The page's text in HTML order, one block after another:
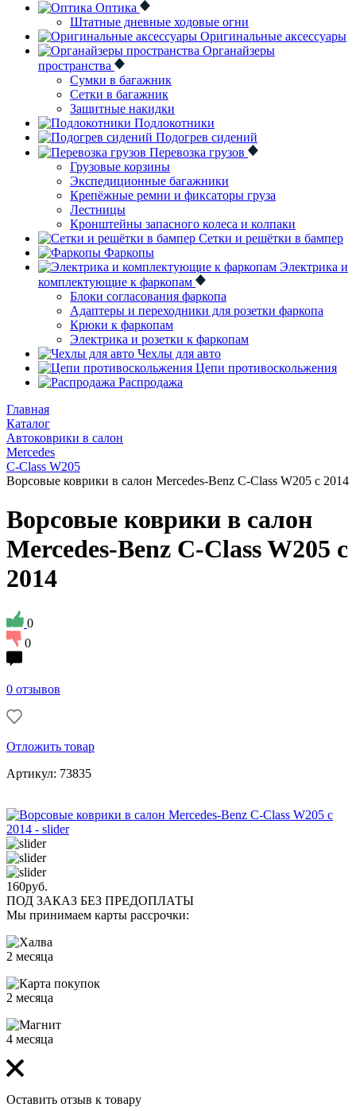
Оптика
Штатные дневные ходовые огни
Оригинальные аксессуары
Органайзеры
пространства
Сумки в багажник
Сетки в багажник
Защитные накидки
Подлокотники
Подогрев сидений
Перевозка грузов
Грузовые корзины
Экспедиционные багажники
Крепёжные ремни и фиксаторы груза
Лестницы
Кронштейны запасного колеса и колпаки
Сетки и решётки в бампер
Фаркопы
Электрика и
комплектующие к фаркопам
Блоки согласования фаркопа
Адаптеры и переходники для розетки фаркопа
Крюки к фаркопам
Электрика и розетки к фаркопам
Чехлы для авто
Цепи противоскольжения
Распродажа
Главная
Каталог
Автоковрики в салон
Mercedes
C-Class W205
Ворсовые коврики в салон Mercedes-Benz C-Class W205 с 2014
Ворсовые коврики в салон
Mercedes-Benz C-Class W205 с
2014
0
0
0 отзывов
Отложить товар
Артикул: 73835
160руб.
ПОД ЗАКАЗ БЕЗ ПРЕДОПЛАТЫ
Мы принимаем карты рассрочки:
2 месяца
2 месяца
4 месяца
Оставить отзыв к товару